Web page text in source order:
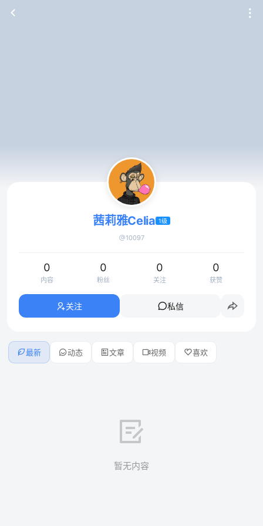
茜莉雅Celia 1级
10097
0
内容
0
粉丝
0
关注
0
获赞
关注 私信
最新 动态 文章 视频 喜欢
暂无内容